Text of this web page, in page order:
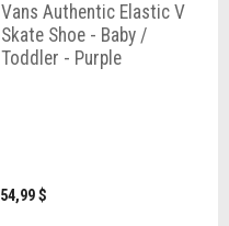
Vans Authentic Elastic V
Skate Shoe - Baby /
Toddler - Purple
54,99 $